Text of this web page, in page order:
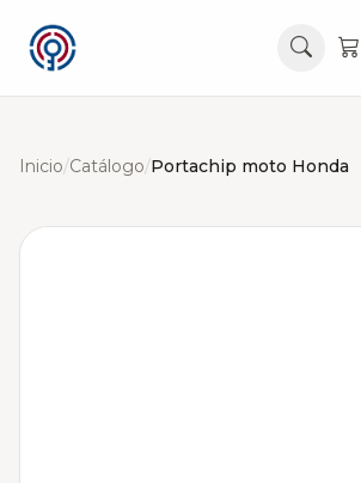
Inicio/Catálogo/Portachip moto Honda